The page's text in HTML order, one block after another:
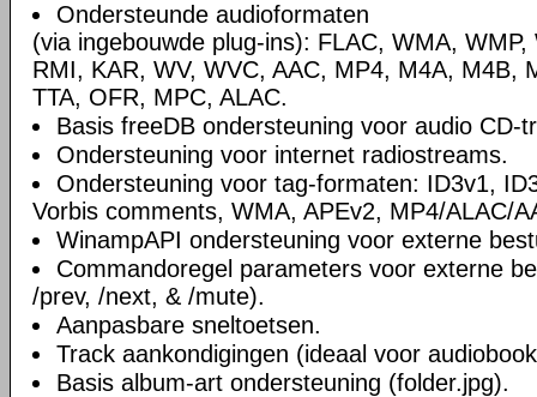
Ondersteunde audioformaten
(via ingebouwde plug-ins): FLAC, WMA,
RMI, KAR, WV, WVC, AAC, MP4, M4A, M4B,
TTA, OFR, MPC, ALAC.
Basis freeDB ondersteuning voor audio CD-
Ondersteuning voor internet radiostreams.
Ondersteuning voor tag-formaten: ID3v1,
Vorbis comments, WMA, APEv2, MP4/ALAC/
WinampAPI ondersteuning voor externe
Commandoregel parameters voor externe
/prev, /next, & /mute).
Aanpasbare sneltoetsen.
Track aankondigingen (ideaal voor
Basis album-art ondersteuning (folder.jpg).